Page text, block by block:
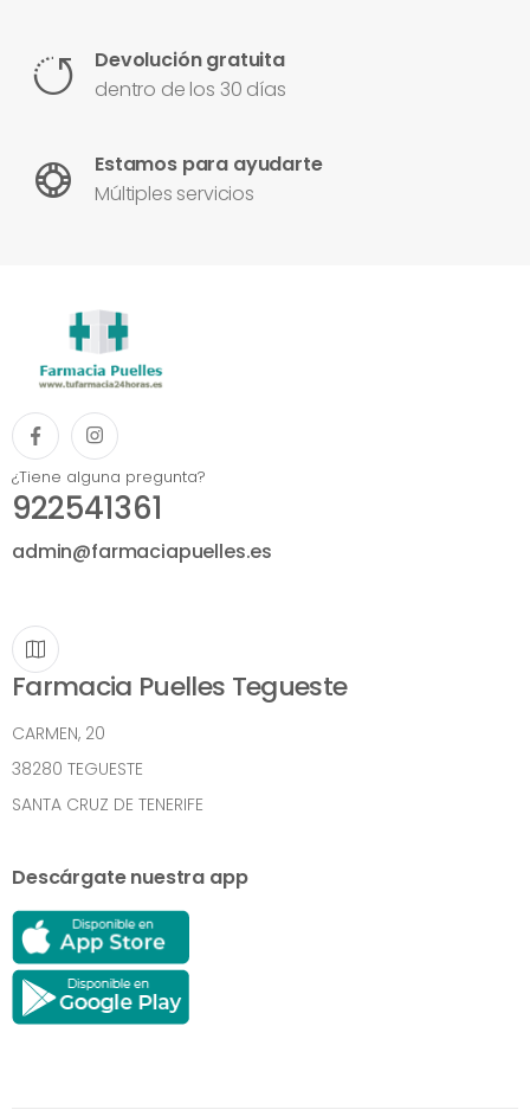
Devolución gratuita
dentro de los 30 días
Estamos para ayudarte
Múltiples servicios
¿Tiene alguna pregunta?
922541361
admin@farmaciapuelles.es
Farmacia Puelles Tegueste
CARMEN, 20
38280 TEGUESTE
SANTA CRUZ DE TENERIFE
Descárgate nuestra app